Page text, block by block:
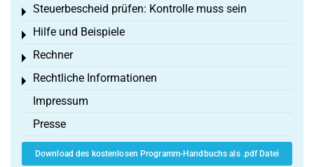
Steuerbescheid prüfen: Kontrolle muss sein
Toggle menu
Hilfe und Beispiele
Toggle menu
Rechner
Toggle menu
Rechtliche Informationen
Toggle menu
Impressum
Presse
Download des kostenlosen Programm-Handbuchs als .pdf Datei